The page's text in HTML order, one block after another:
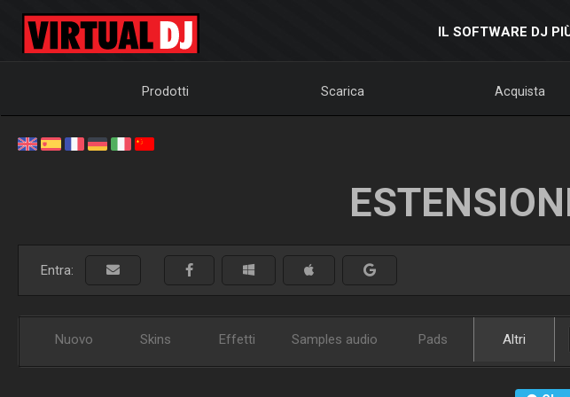
IL SOFTWARE DJ
Prodotti Scarica Acquista
Entra:
Nuovo Skins Effetti Samples audio Pads Altri